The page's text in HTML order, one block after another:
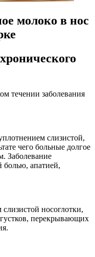
молоко в нос
течении заболевания
слизистой,
чего больные долгое
Заболевание
болью, апатией,
носоглотки,
перекрывающих